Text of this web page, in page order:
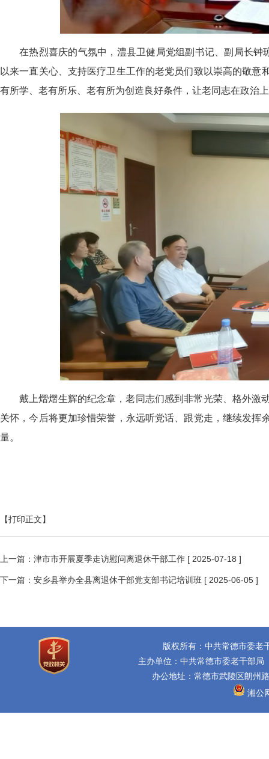
在热烈喜庆的气氛中，澧县卫健局党组副书记、副局长
以来一直关心、支持医疗卫生工作的老党员们致以崇高的敬
有所学、老有所乐、老有所为创造良好条件，让老同志在政治
戴上熠熠生辉的纪念章，老同志们感到非常光荣、格外激
关怀，今后将更加珍惜荣誉，永远听党话、跟党走，继续发
量。
【打印正文】
上一篇： 津市市开展夏季走访慰问离退休干部工作 [ 2025-07-18 ]
下一篇： 安乡县举办全县离退休干部党支部书记培训班 [ 2025-06-05 ]
版权所有：中共常德市委老
主办单位：中共常德市委老干部
办公地址：常德市武陵区朗
湘公